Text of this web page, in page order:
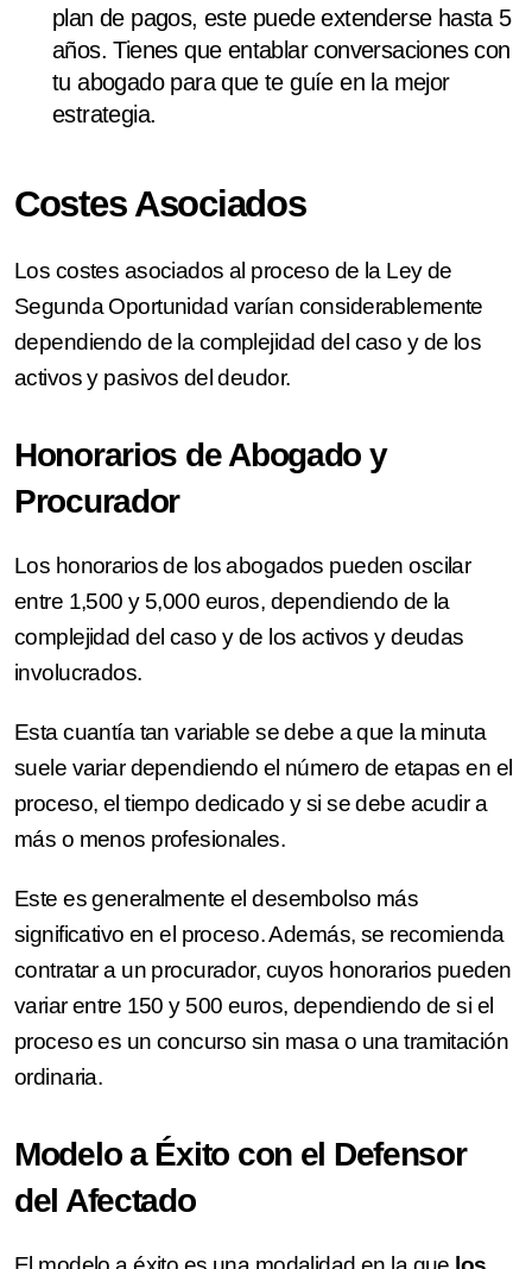
plan de pagos, este puede extenderse hasta 5
años. Tienes que entablar conversaciones con
tu abogado para que te guíe en la mejor
estrategia.
Costes Asociados
Los costes asociados al proceso de la Ley de
Segunda Oportunidad varían considerablemente
dependiendo de la complejidad del caso y de los
activos y pasivos del deudor.
Honorarios de Abogado y
Procurador
Los honorarios de los abogados pueden oscilar
entre 1,500 y 5,000 euros, dependiendo de la
complejidad del caso y de los activos y deudas
involucrados.
Esta cuantía tan variable se debe a que la minuta
suele variar dependiendo el número de etapas en el
proceso, el tiempo dedicado y si se debe acudir a
más o menos profesionales.
Este es generalmente el desembolso más
significativo en el proceso. Además, se recomienda
contratar a un procurador, cuyos honorarios pueden
variar entre 150 y 500 euros, dependiendo de si el
proceso es un concurso sin masa o una tramitación
ordinaria.
Modelo a Éxito con el Defensor
del Afectado